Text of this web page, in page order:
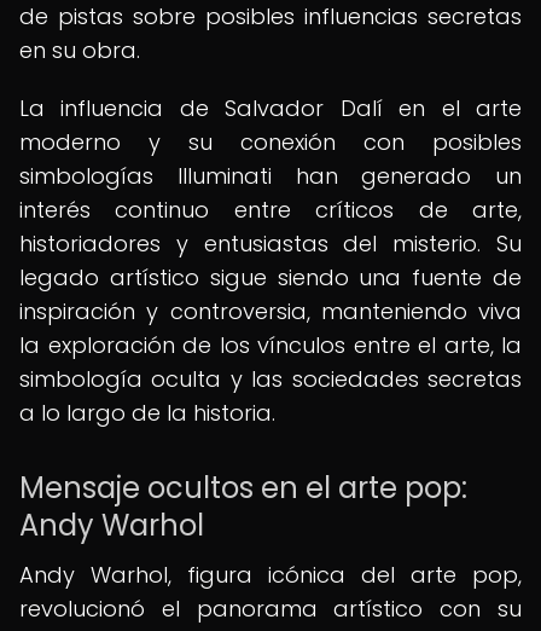
de pistas sobre posibles influencias secretas
en su obra.
La influencia de Salvador Dalí en el arte
moderno y su conexión con posibles
simbologías Illuminati han generado un
interés continuo entre críticos de arte,
historiadores y entusiastas del misterio. Su
legado artístico sigue siendo una fuente de
inspiración y controversia, manteniendo viva
la exploración de los vínculos entre el arte, la
simbología oculta y las sociedades secretas
a lo largo de la historia.
Mensaje ocultos en el arte pop:
Andy Warhol
Andy Warhol, figura icónica del arte pop,
revolucionó el panorama artístico con su